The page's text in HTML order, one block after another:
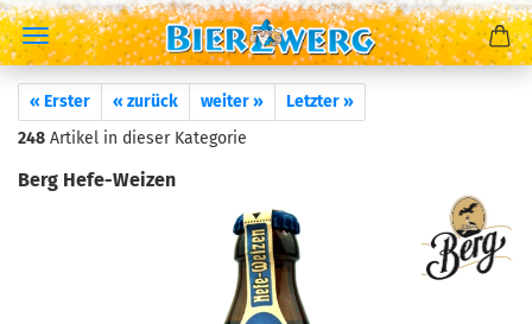
« Erster « zurück weiter »
Letzter »
248 Artikel in dieser Kategorie
Berg Hefe-Weizen